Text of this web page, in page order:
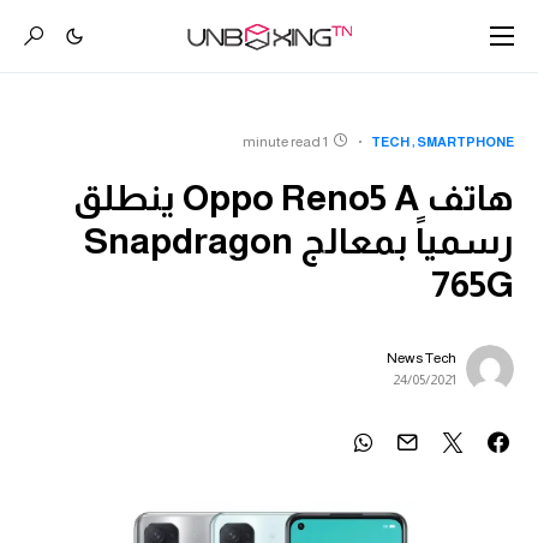
SMARTPHONE
TECH
1 minute read
هاتف Oppo Reno5 A ينطلق
رسمياً بمعالج Snapdragon
765G
News Tech
24/05/2021